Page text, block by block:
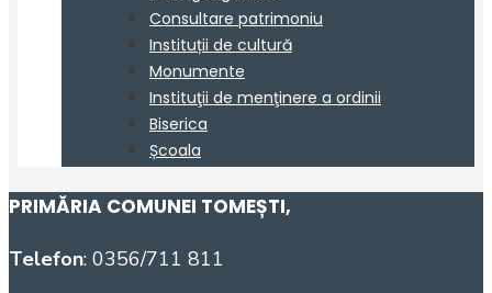
PRIMĂRIA COMUNEI TOMEȘTI,
Telefon: 0356/711 811